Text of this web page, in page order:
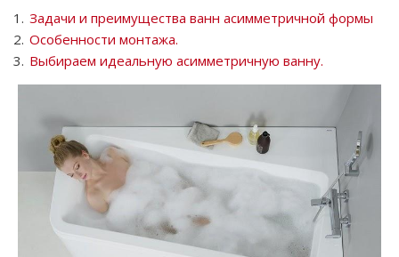
Задачи и преимущества ванн асимметричной формы
Особенности монтажа.
Выбираем идеальную асимметричную ванну.